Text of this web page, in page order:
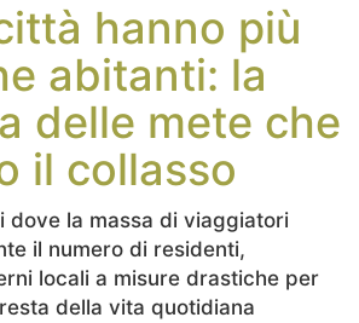
hanno più
abitanti: la
delle mete che
il collasso
dove la massa di viaggiatori
il numero di residenti,
locali a misure drastiche per
della vita quotidiana